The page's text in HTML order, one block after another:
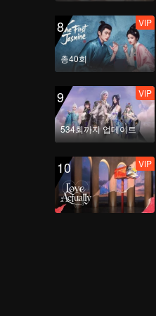
8
총40회
VIP
9
534회까지 업데이트
VIP
10 VIP